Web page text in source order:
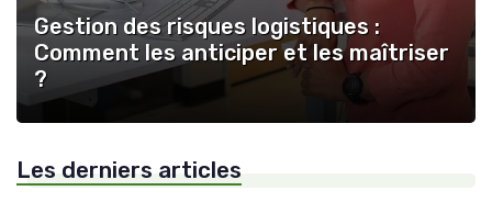
Gestion des risques logistiques :
Comment les anticiper et les maîtriser
?
Les derniers articles